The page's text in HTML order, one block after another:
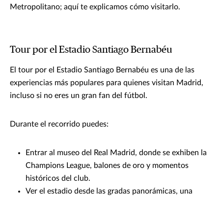
Metropolitano; aquí te explicamos cómo visitarlo.
Tour por el Estadio Santiago Bernabéu
El tour por el Estadio Santiago Bernabéu es una de las
experiencias más populares para quienes visitan Madrid,
incluso si no eres un gran fan del fútbol.
Durante el recorrido puedes:
Entrar al museo del Real Madrid, donde se exhiben la
Champions League, balones de oro y momentos
históricos del club.
Ver el estadio desde las gradas panorámicas, una